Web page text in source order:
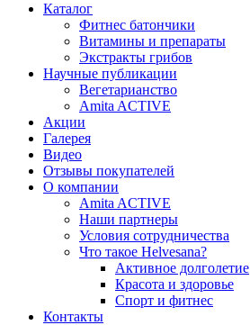
Каталог
Фитнес батончики
Витамины и препараты
Экстракты грибов
Научные публикации
Вегетарианство
Amita ACTIVE
Акции
Галерея
Видео
Отзывы покупателей
О компании
Amita ACTIVЕ
Наши партнеры
Условия сотрудничества
Что такое Helvesana?
Активное долголетие
Красота и здоровье
Спорт и фитнес
Контакты